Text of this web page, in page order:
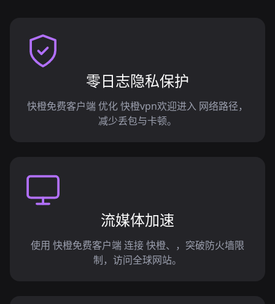
零日志隐私保护
快橙免费客户端 优化 快橙vpn欢迎进入 网络路径，
减少丢包与卡顿。
流媒体加速
使用 快橙免费客户端 连接 快橙、，突破防火墙限
制，访问全球网站。